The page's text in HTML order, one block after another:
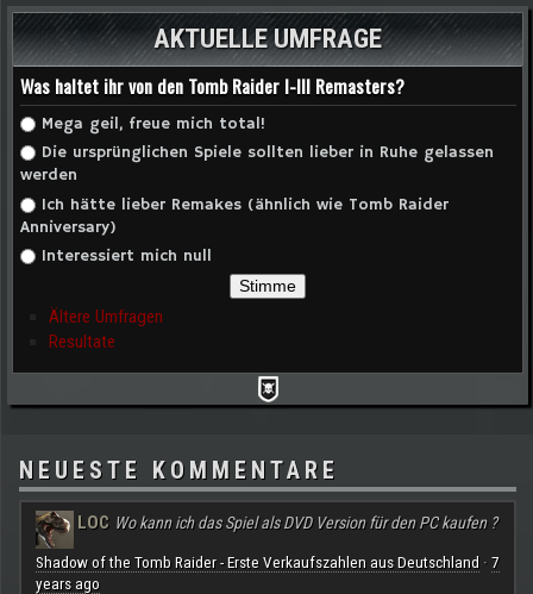
AKTUELLE UMFRAGE
Was haltet ihr von den Tomb Raider I-III Remasters?
Auswahlmöglichkeiten
Mega geil, freue mich total!
Die ursprünglichen Spiele sollten lieber in Ruhe gelassen
werden
Ich hätte lieber Remakes (ähnlich wie Tomb Raider
Anniversary)
Interessiert mich null
Ältere Umfragen
Resultate
NEUESTE KOMMENTARE
LOC Wo kann ich das Spiel als DVD Version für den PC kaufen ?
Shadow of the Tomb Raider - Erste Verkaufszahlen aus Deutschland · 7
years ago